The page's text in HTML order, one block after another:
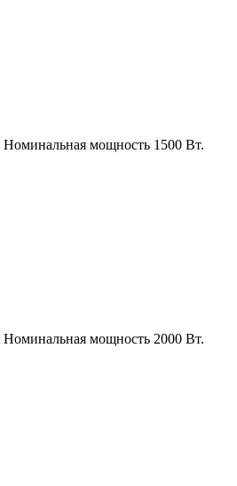
мощность 1500 Вт.
мощность 2000 Вт.